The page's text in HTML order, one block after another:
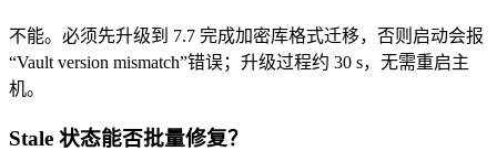
不能。必须先升级到 7.7 完成加密库格式迁移，否则启动会报
“Vault version mismatch”错误；升级过程约 30 s，无需重启主
机。
Stale 状态能否批量修复？